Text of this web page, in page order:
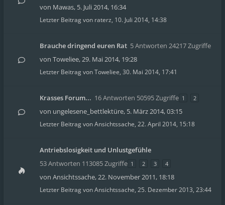
von Mawas, 5. Juli 2014, 16:34
Letzter Beitrag von raterz, 10. Juli 2014, 14:38
Brauche dringend euren Rat 5 Antworten 24217 Zugriffe
von Toweliee,29. Mai 2014, 19:28
Letzter Beitrag vonToweliee, 30. Mai 2014, 17:41
Krasses Forum... 16 Antworten 50595 Zugriffe 1 2
von ungelesene_bettlektüre, 5. März 2014, 03:15
Letzter Beitrag vonAnsichtssache, 22. April 2014, 15:18
Antriebslosigkeit und Unlustgefühle
53 Antworten 113085 Zugriffe 1 2 3 4
von Ansichtssache,22. November 2011, 18:18
Letzter Beitrag vonAnsichtssache, 25. Dezember 2013, 23:44